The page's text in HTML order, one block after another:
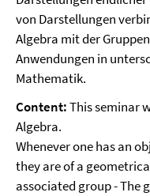
von Darstellungen
Algebra mit der
Anwendungen in
Mathematik.
Content:This seminar
Algebra.
Whenever one has an
they are of a
associated group - The